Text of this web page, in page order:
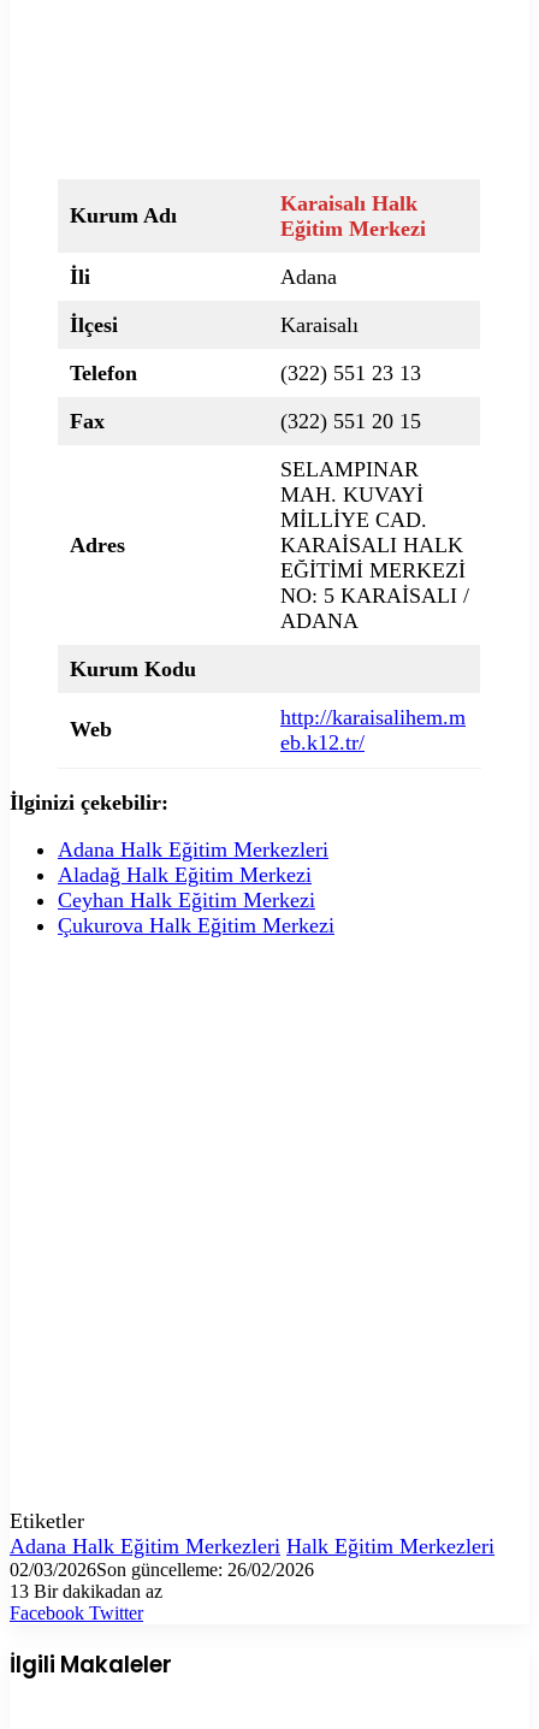
Kurum Adı Karaisalı Halk
Eğitim Merkezi
İli
Adana
İlçesi
Karaisalı
Telefon
(322) 551 23 13
Fax
(322) 551 20 15
Adres
SELAMPINAR
MAH. KUVAYİ
MİLLİYE CAD.
KARAİSALI HALK
EĞİTİMİ MERKEZİ
NO: 5 KARAİSALI /
ADANA
Kurum Kodu
Web
http://karaisalihem.m
eb.k12.tr/
İlginizi çekebilir:
Adana Halk Eğitim Merkezleri
Aladağ Halk Eğitim Merkezi
Ceyhan Halk Eğitim Merkezi
Çukurova Halk Eğitim Merkezi
Etiketler
Adana Halk Eğitim Merkezleri Halk Eğitim Merkezleri
02/03/2026Son güncelleme: 26/02/2026
13 Bir dakikadan az
Facebook TwitterLinkedIn
Tumblr
Pinterest
Reddit
VKontakte
E-
ile
paylaş
Yazdır
İlgili Makaleler